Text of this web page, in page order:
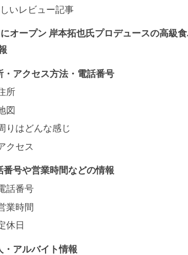
いレビュー記事
オープン 岸本拓也氏プロデュースの高級
アクセス方法・電話番号
所
図
りはどんな感じ
クセス
号や営業時間などの情報
話番号
業時間
休日
・アルバイト情報